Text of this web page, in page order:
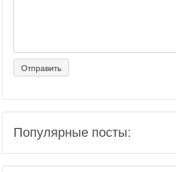
Популярные посты: